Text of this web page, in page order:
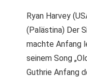
Ryan Harvey
(Palästina) Der
machte Anfang
seinem Song
Guthrie Anfang